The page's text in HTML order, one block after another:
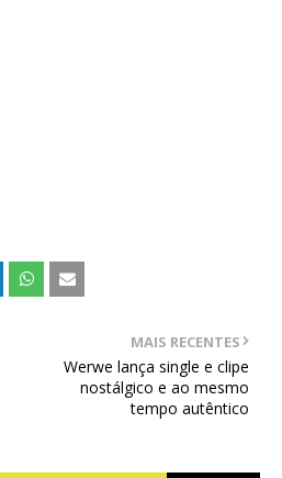
MAIS RECENTES
Werwe lança single e clipe
nostálgico e ao mesmo
tempo autêntico